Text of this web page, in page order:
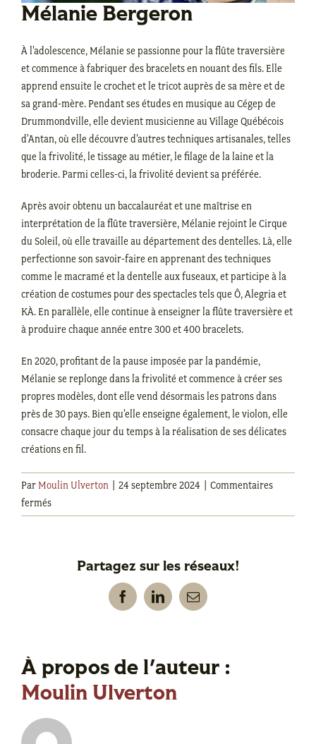
Mélanie Bergeron
À l’adolescence, Mélanie se passionne pour la flûte traversière
et commence à fabriquer des bracelets en nouant des fils. Elle
apprend ensuite le crochet et le tricot auprès de sa mère et de
sa grand-mère. Pendant ses études en musique au Cégep de
Drummondville, elle devient musicienne au Village Québécois
d’Antan, où elle découvre d’autres techniques artisanales, telles
que la frivolité, le tissage au métier, le filage de la laine et la
broderie. Parmi celles-ci, la frivolité devient sa préférée.
Après avoir obtenu un baccalauréat et une maîtrise en
interprétation de la flûte traversière, Mélanie rejoint le Cirque
du Soleil, où elle travaille au département des dentelles. Là, elle
perfectionne son savoir-faire en apprenant des techniques
comme le macramé et la dentelle aux fuseaux, et participe à la
création de costumes pour des spectacles tels que Ô, Alegria et
KÀ. En parallèle, elle continue à enseigner la flûte traversière et
à produire chaque année entre 300 et 400 bracelets.
En 2020, profitant de la pause imposée par la pandémie,
Mélanie se replonge dans la frivolité et commence à créer ses
propres modèles, dont elle vend désormais les patrons dans
près de 30 pays. Bien qu’elle enseigne également,le violon, elle
consacre chaque jour du temps à la réalisation de ses délicates
créations en fil.
Par Moulin Ulverton 24 septembre 2024
Commentaires
ferméssur
Mélanie
Partagez sur les réseaux!
FacebookLinkedInEmail
À propos de l'auteur :
Moulin Ulverton